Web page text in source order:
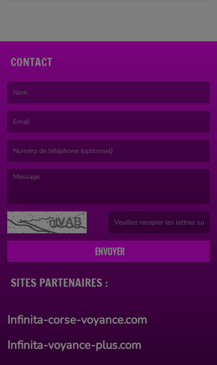
CONTACT
ENVOYER
SITES PARTENAIRES :
Infinita-corse-voyance.com
Infinita-voyance-plus.com